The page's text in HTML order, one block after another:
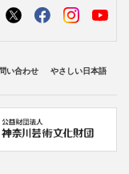
い合わせ やさしい日本語